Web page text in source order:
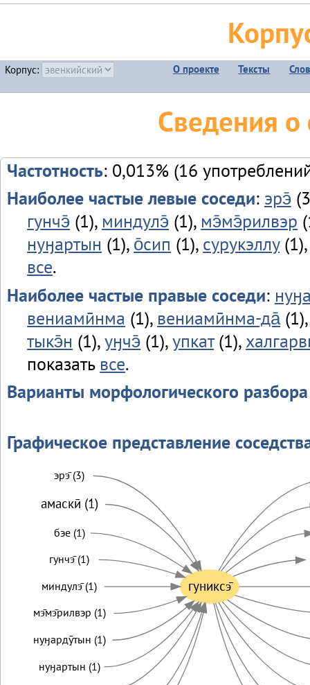
Корпус: О проекте Тексты
Сведения о
Частотность: 0,013% (16
Наиболее частые левые соседи: эрэ̄
гунчэ̄ (1), миндулэ̄ (1), мэ̄мэ̄рилвэр
нуӈартын (1), о̄сип (1), сурукэллу
все.
Наиболее частые правые соседи:
вениамӣнма (1), вениамӣнма-да̄
тыкэ̄н (1),уӈчэ̄ (1),упкат(1),
показать все.
Варианты морфологического разбора
Графическое представление
гуниксэ̄
эрэ̄ (3)
амаскӣ (1)
бэе (1)
гунчэ̄ (1)
миндулэ̄ (1)
мэ̄мэ̄рилвэр (1)
нуӈардӯтын (1)
нуӈартын (1)